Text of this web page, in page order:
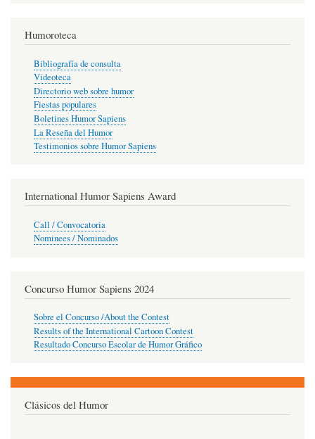
Humoroteca
Bibliografía de consulta
Videoteca
Directorio web sobre humor
Fiestas populares
Boletines Humor Sapiens
La Reseña del Humor
Testimonios sobre Humor Sapiens
International Humor Sapiens Award
Call / Convocatoria
Nominees / Nominados
Concurso Humor Sapiens 2024
Sobre el Concurso /About the Contest
Results of the International Cartoon Contest
Resultado Concurso Escolar de Humor Gráfico
Clásicos del Humor